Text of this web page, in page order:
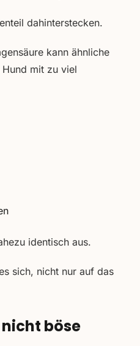
dahinterstecken.
kann ähnliche
mit zu viel
identisch aus.
sich, nicht nur auf das
böse